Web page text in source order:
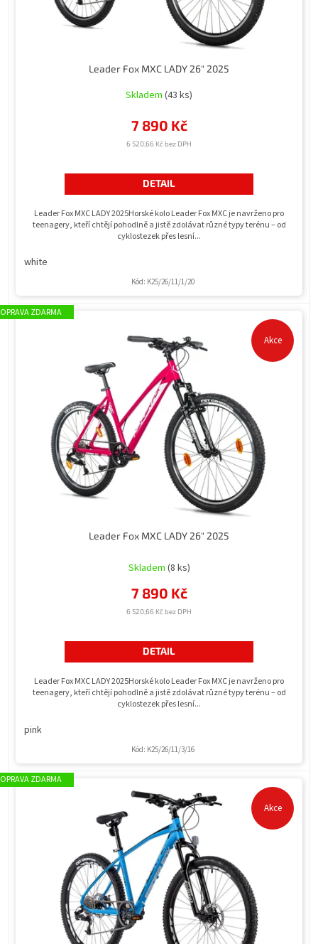
Leader Fox MXC LADY 26" 2025
Skladem (43 ks)
6 520,66 Kč bez DPH
7 890 Kč
DETAIL
Leader Fox MXC LADY 2025Horské kolo Leader Fox MXC je navrženo pro
teenagery, kteří chtějí pohodlně a jistě zdolávat různé typy terénu – od
cyklostezek přes lesní...
white
Kód: K25/26/11/1/20
Akce
ZDARMA
Leader Fox MXC LADY 26" 2025
hodnocení
je
5,0
hvězdiček.
Skladem (8 ks)
6 520,66 Kč bez DPH
7 890 Kč
DETAIL
Leader Fox MXC LADY 2025Horské kolo Leader Fox MXC je navrženo pro
teenagery, kteří chtějí pohodlně a jistě zdolávat různé typy terénu – od
cyklostezek přes lesní...
pink
Kód: K25/26/11/3/16
Akce
ZDARMA